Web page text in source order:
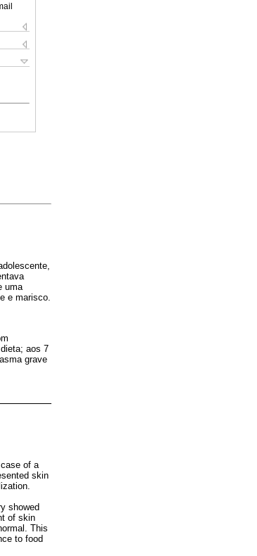
uma
e marisco.
aos 7
grave
of a
skin
showed
of skin
This
to food